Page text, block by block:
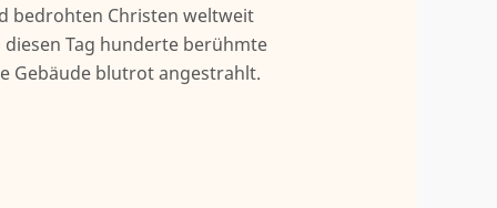
bedrohten Christen weltweit
Tag hunderte berühmte
Gebäude blutrot angestrahlt.